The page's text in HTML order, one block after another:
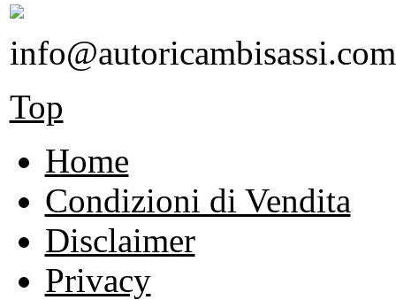
info@autoricambisassi.com
Top
Home
Condizioni di Vendita
Disclaimer
Privacy